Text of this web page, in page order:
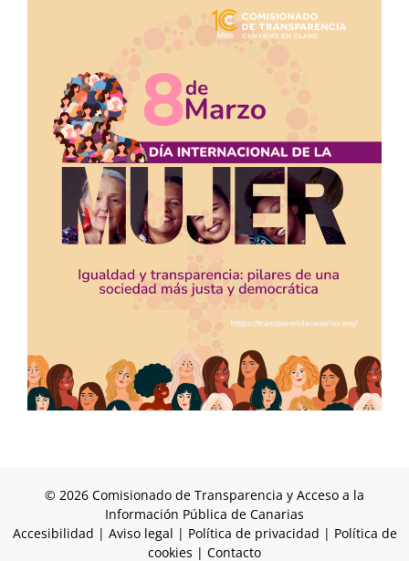
© 2026 Comisionado de Transparencia y Acceso a la
Información Pública de Canarias
Accesibilidad | Aviso legal | Política de privacidad | Política de
cookies | Contacto